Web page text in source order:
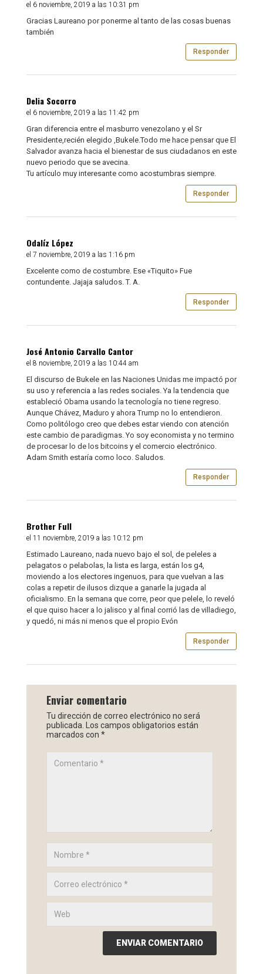
el 6 noviembre, 2019 a las 10:31 pm
Gracias Laureano por ponerme al tanto de las cosas buenas
también
Responder
Delia Socorro
el 6 noviembre, 2019 a las 11:42 pm
Gran diferencia entre el masburro venezolano y el Sr
Presidente,recién elegido ,Bukele.Todo me hace pensar que El
Salvador avanza hacia el bienestar de sus ciudadanos en este
nuevo periodo que se avecina.
Tu artículo muy interesante como acostumbras siempre.
Responder
Odalíz López
el 7 noviembre, 2019 a las 1:16 pm
Excelente como de costumbre. Ese «Tiquito» Fue
contundente. Jajaja saludos. T. A.
Responder
José Antonio Carvallo Cantor
el 8 noviembre, 2019 a las 10:44 am
El discurso de Bukele en las Naciones Unidas me impactó por
su uso y referencia a las redes sociales. Ya la tendencia que
estableció Obama usando la tecnología no tiene regreso.
Aunque Chávez, Maduro y ahora Trump no lo entendieron.
Como politólogo creo que debes estar viendo con atención
este cambio de paradigmas. Yo soy economista y no termino
de procesar lo de los bitcoins y el comercio electrónico.
Adam Smith estaría como loco. Saludos.
Responder
Brother Full
el 11 noviembre, 2019 a las 10:12 pm
Estimado Laureano, nada nuevo bajo el sol, de peleles a
pelagatos o pelabolas, la lista es larga, están los g4,
moviendo a los electores ingenuos, para que vuelvan a las
colas a repetir de ilusos dizque a ganarle la jugada al
oficialismo. En la semana que corre, peor que pelele, lo reveló
el que quiso hacer a lo jalisco y al final corrió las de villadiego,
y quedó, ni más ni menos que el propio Evón
Responder
Enviar comentario
Tu dirección de correo electrónico no será
publicada.
Los campos obligatorios están
marcados con *